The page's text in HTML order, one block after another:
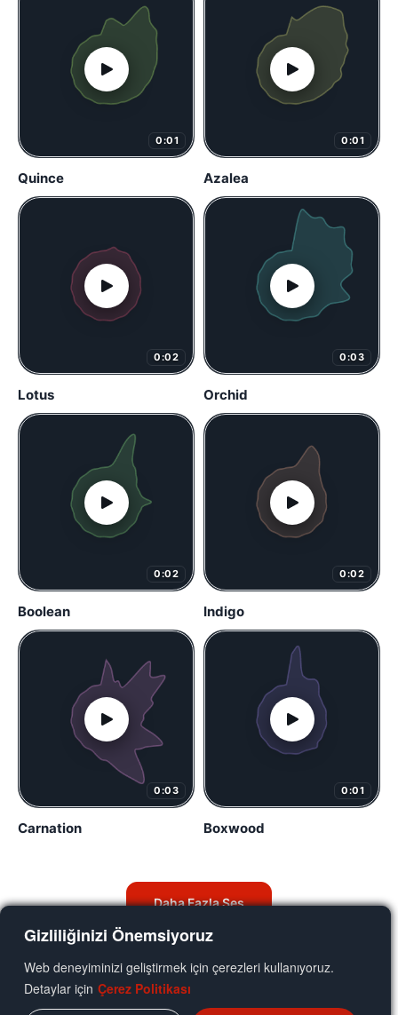
Gizliliğinizi Önemsiyoruz
Web deneyiminizi geliştirmek için çerezleri kullanıyoruz.
Detaylar için Çerez Politikası
0:01
Quince
0:01
Azalea
0:02
Lotus
0:03
Orchid
0:02
Boolean
0:02
Indigo
0:03
Carnation
0:01
Boxwood
Daha Fazla Ses